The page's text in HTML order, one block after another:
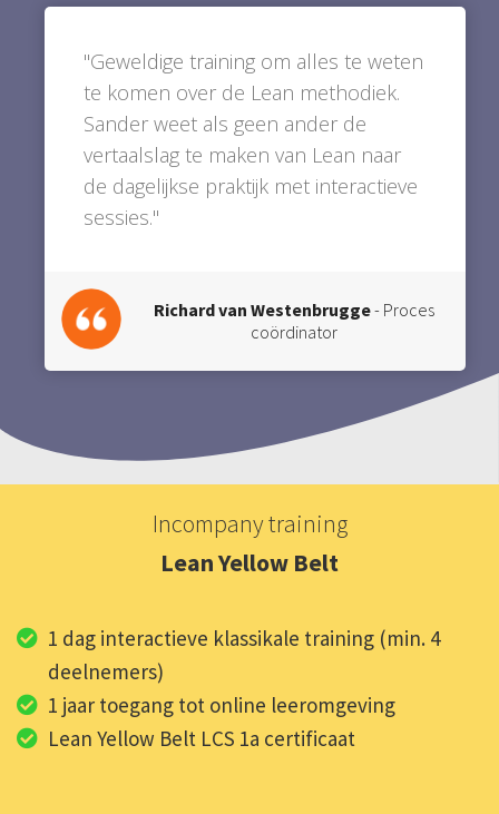
"Geweldige training om alles te weten
te komen over de Lean methodiek.
Sander weet als geen ander de
vertaalslag te maken van Lean naar
de dagelijkse praktijk met interactieve
sessies."
Richard van Westenbrugge- Proces
coördinator
Incompany training
Lean Yellow Belt
1 dag interactieve klassikale training (min. 4
deelnemers)
1 jaar toegang tot online leeromgeving
Lean Yellow Belt LCS 1a certificaat